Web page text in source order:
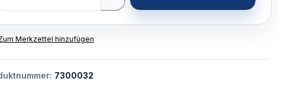
Merkzettel hinzufügen
7300032